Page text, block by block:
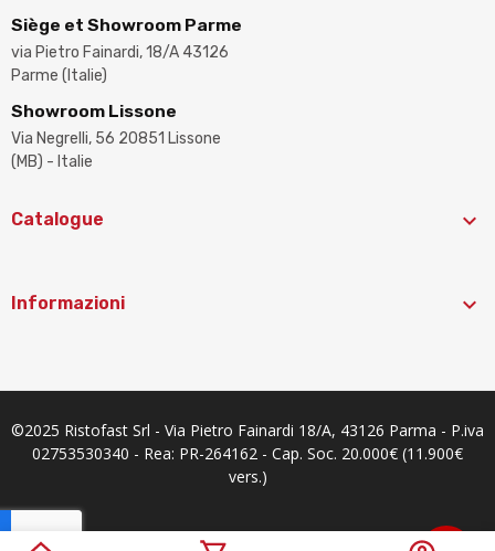
Siège et Showroom Parme
via Pietro Fainardi, 18/A 43126
Parme (Italie)
Showroom Lissone
Via Negrelli, 56 20851 Lissone
(MB) - Italie
Catalogue 
Informazioni 
©2025 Ristofast Srl - Via Pietro Fainardi 18/A, 43126 Parma - P.iva
02753530340 - Rea: PR-264162 - Cap. Soc. 20.000€ (11.900€
vers.)